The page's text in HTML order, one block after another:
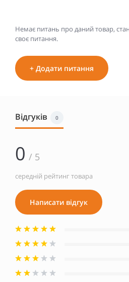
Немає питань про даний товар,
своє питання.
+ Додати питання
Відгуків 0
0 / 5
середній рейтинг товара
Написати відгук